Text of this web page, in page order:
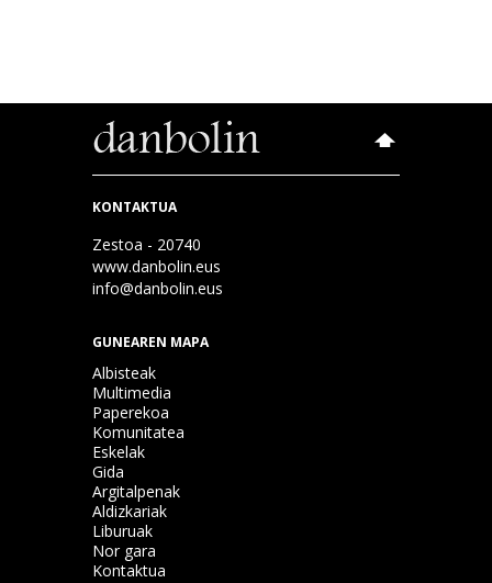
KONTAKTUA
Zestoa - 20740
www.danbolin.eus
info@danbolin.eus
GUNEAREN MAPA
Albisteak
Multimedia
Paperekoa
Komunitatea
Eskelak
Gida
Argitalpenak
Aldizkariak
Liburuak
Nor gara
Kontaktua